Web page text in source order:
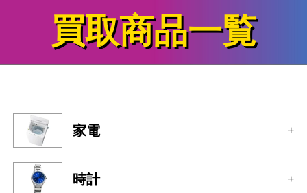
買取商品一覧